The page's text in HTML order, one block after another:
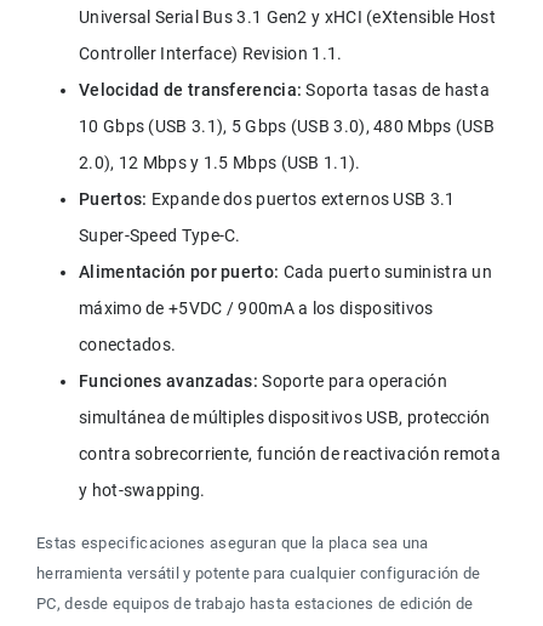
Universal Serial Bus 3.1 Gen2 y xHCI (eXtensible Host
Controller Interface) Revision 1.1.
Velocidad de transferencia: Soporta tasas de hasta
10 Gbps (USB 3.1), 5 Gbps (USB 3.0), 480 Mbps (USB
2.0), 12 Mbps y 1.5 Mbps (USB 1.1).
Puertos: Expande dos puertos externos USB 3.1
Super-Speed Type-C.
Alimentación por puerto: Cada puerto suministra un
máximo de +5VDC / 900mA a los dispositivos
conectados.
Funciones avanzadas: Soporte para operación
simultánea de múltiples dispositivos USB, protección
contra sobrecorriente, función de reactivación remota
y hot-swapping.
Estas especificaciones aseguran que la placa sea una
herramienta versátil y potente para cualquier configuración de
PC, desde equipos de trabajo hasta estaciones de edición de